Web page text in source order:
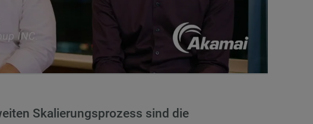
Skalierungsprozess sind die